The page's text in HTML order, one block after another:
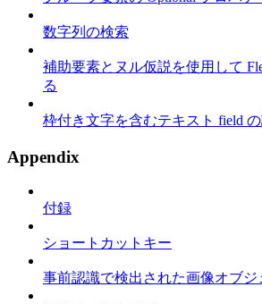
数字列の検索
補助要素とヌル仮説を使用して
る
枠付き文字を含むテキスト field
Appendix
付録
ショートカットキー
事前認識で検出された画像オブジ